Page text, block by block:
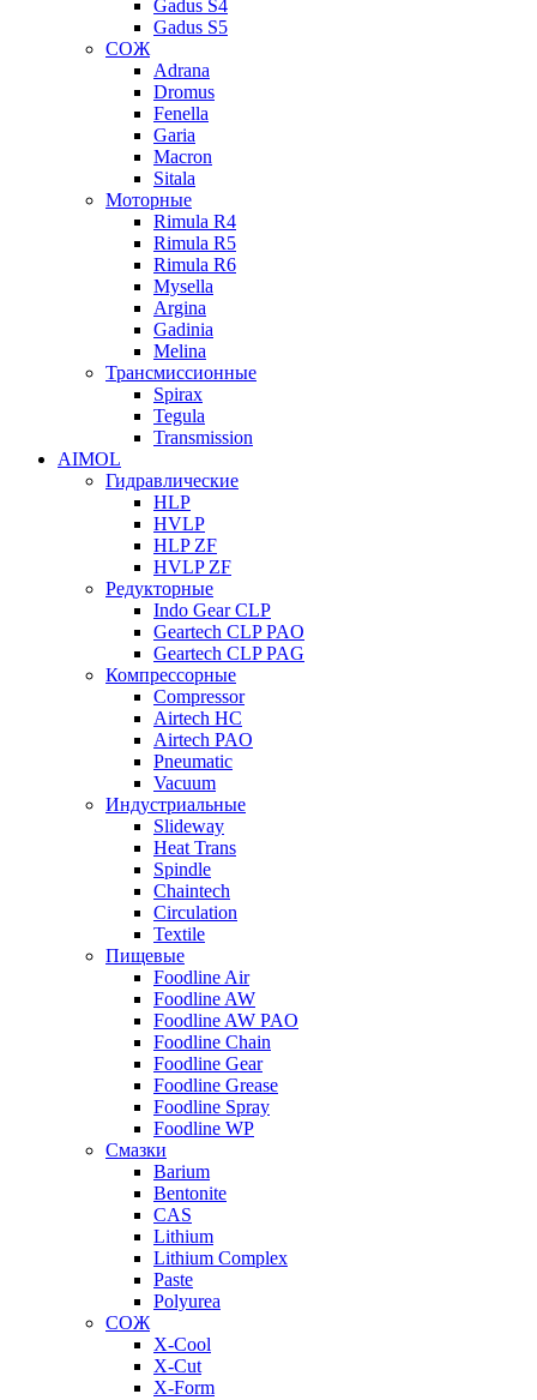
Gadus S4
Gadus S5
СОЖ
Adrana
Dromus
Fenella
Garia
Macron
Sitala
Моторные
Rimula R4
Rimula R5
Rimula R6
Mysella
Argina
Gadinia
Melina
Трансмиссионные
Spirax
Tegula
Transmission
AIMOL
Гидравлические
HLP
HVLP
HLP ZF
HVLP ZF
Редукторные
Indo Gear CLP
Geartech CLP PAO
Geartech CLP PAG
Компрессорные
Compressor
Airtech HC
Airtech PAO
Pneumatic
Vacuum
Индустриальные
Slideway
Heat Trans
Spindle
Chaintech
Circulation
Textile
Пищевые
Foodline Air
Foodline AW
Foodline AW PAO
Foodline Chain
Foodline Gear
Foodline Grease
Foodline Spray
Foodline WP
Смазки
Barium
Bentonite
CAS
Lithium
Lithium Complex
Paste
Polyurea
СОЖ
X-Cool
X-Cut
X-Form